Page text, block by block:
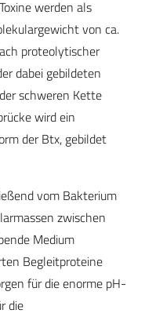
werden als
von ca.
proteolytischer
dabei gebildeten
schweren Kette
wird ein
der Btx, gebildet
vom Bakterium
zwischen
Medium
Begleitproteine
für die enorme pH-
die